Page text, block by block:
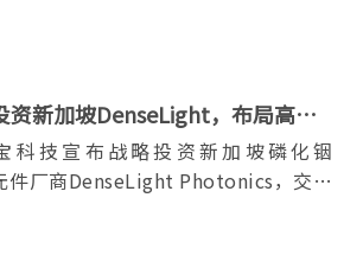
资新加坡DenseLight，布局高速
科技宣布战略投资新加坡磷化铟
件厂商DenseLight Photonics，交易
。交易完成后，光宝科技将持有